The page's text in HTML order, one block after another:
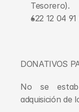
Tesorero).
622 12 04
DONATIVOS
No se
adquisición de